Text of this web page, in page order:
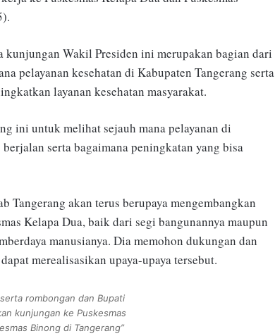
Wakil Presiden ini merupakan bagian dari
pelayanan kesehatan di Kabupaten Tangerang serta
layanan kesehatan masyarakat.
ini untuk melihat sejauh mana pelayanan di
serta bagaimana peningkatan yang bisa
Tangerang akan terus berupaya mengembangkan
Kelapa Dua, baik dari segi bangunannya maupun
manusianya. Dia memohon dukungan dan
merealisasikan upaya-upaya tersebut.
rombongan dan Bupati
kunjungan ke Puskesmas
Binong di Tangerang”